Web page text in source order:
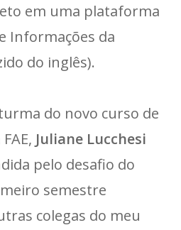
em uma plataforma
Informações da
do inglês).
do novo curso de
Juliane Lucchesi
pelo desafio do
semestre
colegas do meu